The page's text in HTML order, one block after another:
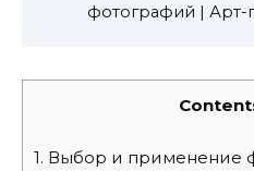
фотографий | Арт-
1. Выбор и применение